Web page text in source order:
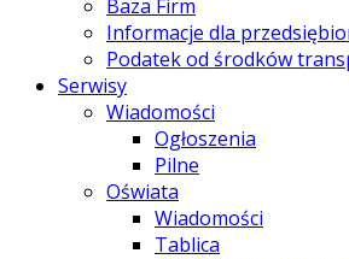
Baza Firm
Informacje dla
Podatek od środków
Serwisy
Wiadomości
Ogłoszenia
Pilne
Oświata
Wiadomości
Tablica